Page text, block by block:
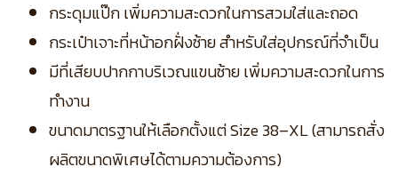
กระดุมแป๊ก เพิ่มความสะดวกในการสวมใส่และถอด
กระเป๋าเจาะที่หน้าอกฝั่งซ้าย สำหรับใส่อุปกรณ์ที่จำเป็น
มีที่เสียบปากกาบริเวณแขนซ้าย เพิ่มความสะดวกในการ
ทำงาน
ขนาดมาตรฐานให้เลือกตั้งแต่ Size 38–XL (สามารถสั่ง
ผลิตขนาดพิเศษได้ตามความต้องการ)